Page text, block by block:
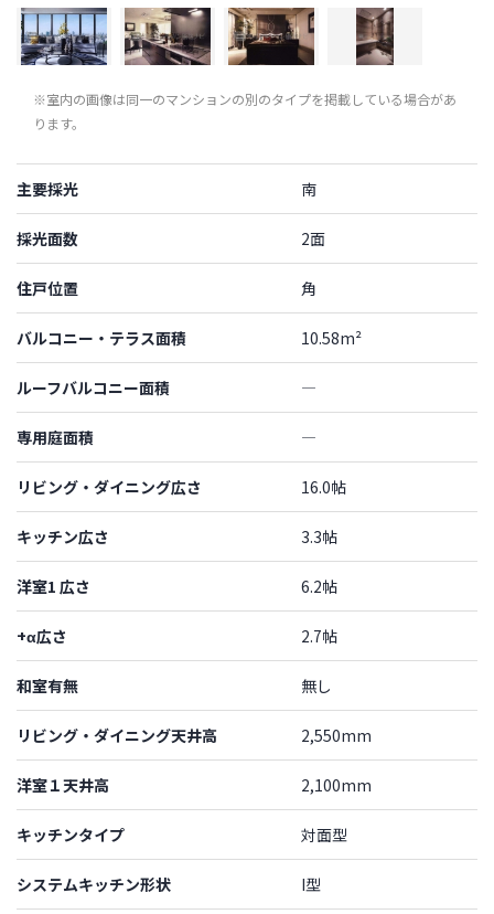
※室内の画像は同一のマンションの別のタイプを掲載している場合があ
ります。
主要採光 南
採光面数 2面
住戸位置 角
バルコニー・テラス面積 10.58m²
ルーフバルコニー面積 ―
専用庭面積 ―
リビング・ダイニング広さ 16.0帖
キッチン広さ 3.3帖
洋室1 広さ 6.2帖
+α広さ 2.7帖
和室有無 無し
リビング・ダイニング天井高 2,550mm
洋室１天井高 2,100mm
キッチンタイプ 対面型
システムキッチン形状 I型